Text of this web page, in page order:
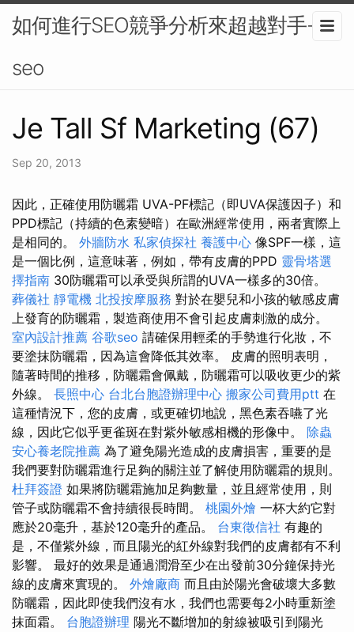
如何進行SEO競爭分析來超越對手-
seo
Je Tall Sf Marketing (67)
Sep 20, 2013
因此，正確使用防曬霜 UVA-PF標記（即UVA保護因子）和
PPD標記（持續的色素變暗）在歐洲經常使用，兩者實際上
是相同的。 外牆防水 私家偵探社 養護中心 像SPF一樣，這
是一個比例，這意味著，例如，帶有皮膚的PPD 靈骨塔選
擇指南 30防曬霜可以承受與所謂的UVA一樣多的30倍​​。
葬儀社 靜電機 北投按摩服務 對於在嬰兒和小孩的敏感皮膚
上發育的防曬霜，製造商使用不會引起皮膚刺激的成分。
室內設計推薦 谷歌seo 請確保用輕柔的手勢進行化妝，不
要塗抹防曬霜，因為這會降低其效率。 皮膚的照明表明，
隨著時間的推移，防曬霜會佩戴，防曬霜可以吸收更少的紫
外線。 長照中心 台北台胞證辦理中心 搬家公司費用ptt 在
這種情況下，您的皮膚，或更確切地說，黑色素吞嚥了光
線，因此它似乎更雀斑在對紫外敏感相機的形像中。 除蟲
安心養老院推薦 為了避免陽光造成的皮膚損害，重要的是
我們要對防曬霜進行足夠的關注並了解使用防曬霜的規則。
杜拜簽證 如果將防曬霜施加足夠數量，並且經常使用，則
管子或防曬霜不會持續很長時間。 桃園外燴 一杯大約它對
應於20毫升，基於120毫升的產品。 台東徵信社 有趣的
是，不僅紫外線，而且陽光的紅外線對我們的皮膚都有不利
影響。 最好的效果是通過潤滑至少在出發前30分鐘保持光
線的皮膚來實現的。 外燴廠商 而且由於陽光會破壞大多數
防曬霜，因此即使我們沒有水，我們也需要每2小時重新塗
抹面霜。 台胞證辦理 陽光不斷增加的射線被吸引到陽光